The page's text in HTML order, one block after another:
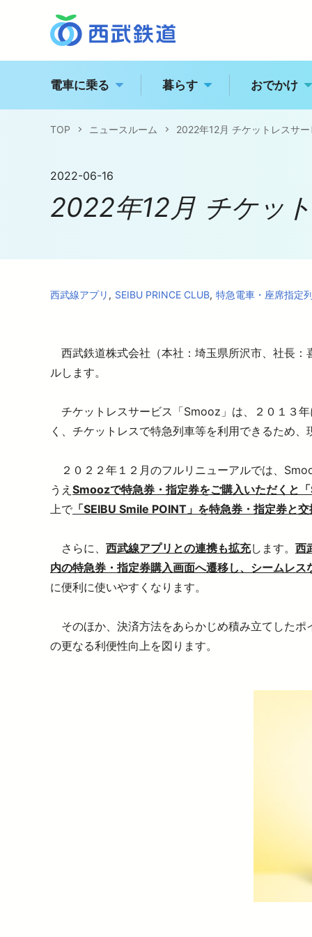
電車に乗る
電車に乗る
特急電車・座席指定列
サイクルトレイン
暮らす
暮らすトップ も
ワ
西
おでかけ
おでかけ
企業情報
経
TOP ニュースルーム 2022年12月 チケットレスサ
2022-06-16
2022年12月 チケッ
西武線アプリ SEIBU PRINCE CLUB 特急電車・座席指定
西武鉄道株式会社（本社：埼玉県所沢市、社長
ルします。
チケットレスサービス「Smooz」は、２０１３
く、チケットレスで特急列車等を利用できるため
２０２２年１２月のフルリニューアルでは、
うえ Smoozで特急券・指定券をご購入いただくと
上で 「SEIBU Smile POINT」を特急券・指定券と交
さらに、 西武線アプリとの連携も拡充します。 西
内の特急券・指定券購入画面へ遷移し、シームレス
に便利に使いやすくなります。
そのほか、決済方法をあらかじめ積み立てしたポ
の更なる利便性向上を図ります。